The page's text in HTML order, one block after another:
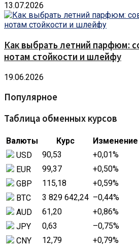
13.07.2026
Как выбрать летний парфюм:
нотам стойкости и шлейфу
19.06.2026
Популярное
Таблица обменных курсов
Валюты Курс
Изменение
USD
90,53 +0,01%
EUR
99,37 +0,50%
GBP
115,18 +0,59%
BTC
3 829 642,24 –0,44%
AUD
61,20 +0,86%
JPY
0,63 –0,75%
CNY
12,79 +0,79%